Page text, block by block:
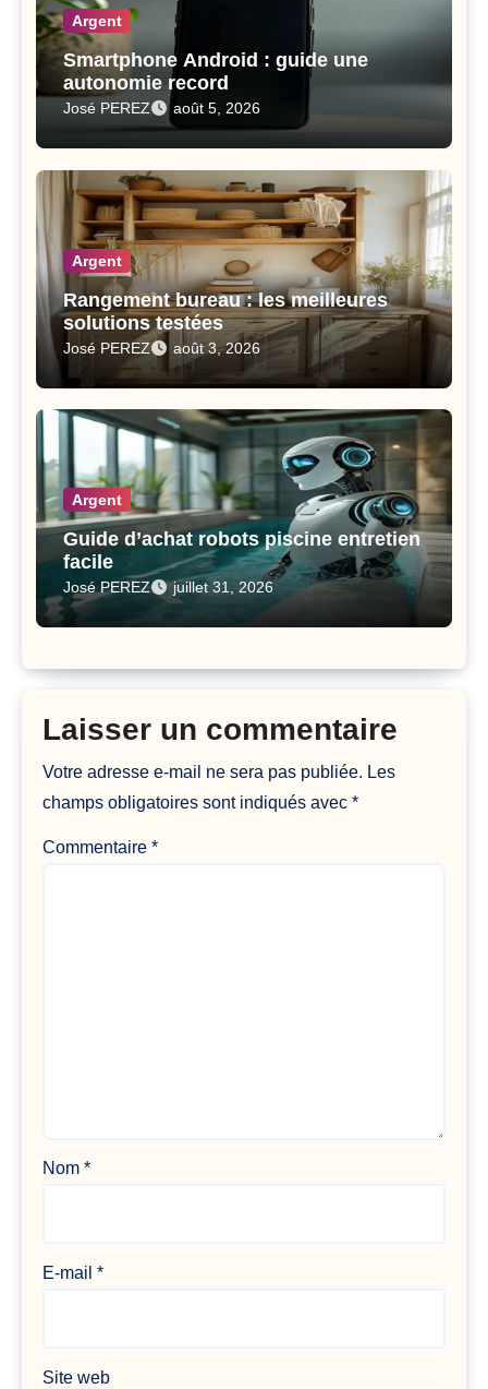
Argent
Smartphone Android : guide une
autonomie record
José PEREZ août 5, 2026
Argent
Rangement bureau : les meilleures
solutions testées
José PEREZ août 3, 2026
Argent
Guide d’achat robots piscine entretien
facile
José PEREZ juillet 31, 2026
Laisser un commentaire
Votre adresse e-mail ne sera pas publiée. Les
champs obligatoires sont indiqués avec*
Commentaire*
Nom*
E-mail*
Site web